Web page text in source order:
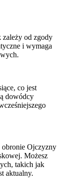
od zgody
i wymaga
co jest
dowódcy
obronie Ojczyzny
Możesz
takich jak
aktualny.